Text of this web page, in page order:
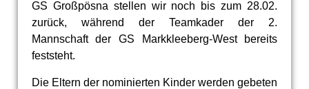
GS Großpösna stellen wir noch bis zum 28.02.
zurück, während der Teamkader der 2.
Mannschaft der GS Markkleeberg-West bereits
feststeht.
Die Eltern der nominierten Kinder werden gebeten